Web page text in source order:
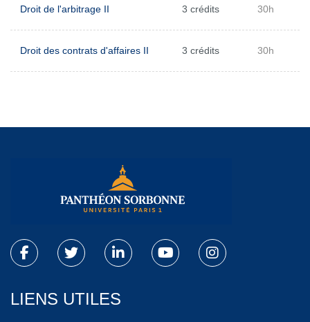
Droit de l'arbitrage II 3 crédits 30h
Droit des contrats d'affaires II 3 crédits 30h
LIENS UTILES